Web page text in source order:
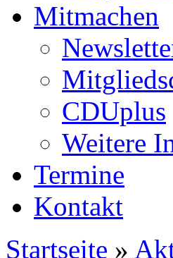
Mitmachen
CDUplus
Weitere
Termine
Kontakt
Startseite »